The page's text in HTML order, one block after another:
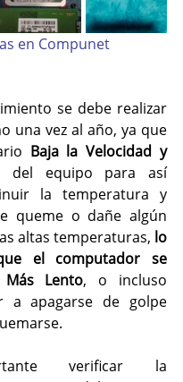
en Compunet
se debe realizar
una vez al año, ya que
Baja la Velocidad y
del equipo para así
la temperatura y
queme o dañe algún
altas temperaturas, lo
el computador se
Lento, o incluso
a apagarse de golpe
verificar la